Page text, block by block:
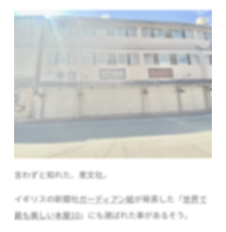
言わずと知れた、恵文社。
イギリスの新聞社ガーディアン紙が発表した「世界で
最も美しい本屋10」にも選ばれた事があるそう。